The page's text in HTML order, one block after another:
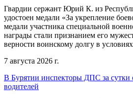
Гвардии сержант Юрий К. из
удостоен медали «За укрепление
медали участника специальной
награды стали признанием его
верности воинскому долгу в
7 августа 2026 г.
В Бурятии инспекторы ДПС за сутки
водителей